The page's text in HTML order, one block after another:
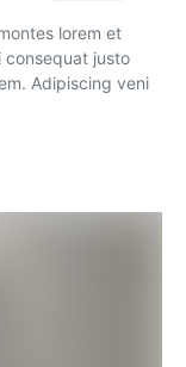
lorem et
justo
Adipiscing veni